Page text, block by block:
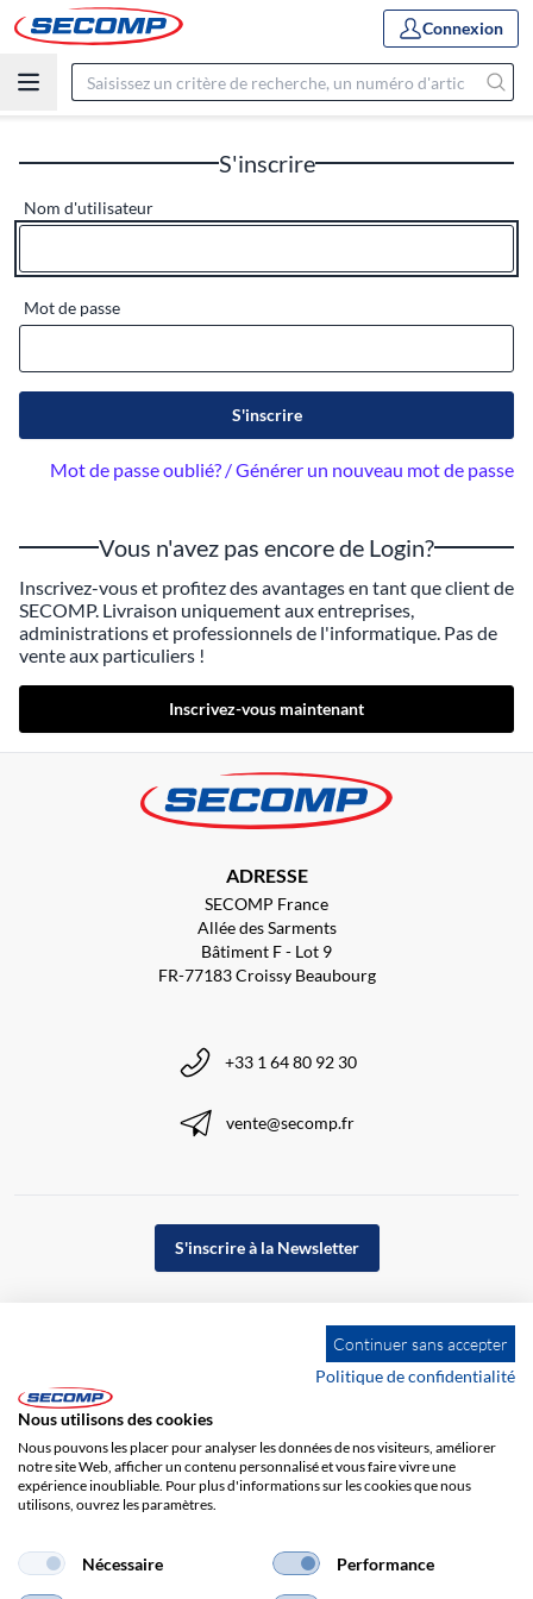
Connexion
S'inscrire
Nom d'utilisateur
Mot de passe
S'inscrire
Mot de passe oublié? / Générer un nouveau mot de passe
Vous n'avez pas encore de Login?
Inscrivez-vous et profitez des avantages en tant que client de
SECOMP. Livraison uniquement aux entreprises,
administrations et professionnels de l'informatique. Pas de
vente aux particuliers !
Inscrivez-vous maintenant
ADRESSE
SECOMP France
Allée des Sarments
Bâtiment F - Lot 9
FR-77183 Croissy Beaubourg
+33 1 64 80 92 30
vente@secomp.fr
S'inscrire à la Newsletter
Impression Responsabilité
Continuer sans accepter
Politique de confidentialité
Nous utilisons des cookies
Nous pouvons les placer pour analyser les données de nos visiteurs, améliorer
notre site Web, afficher un contenu personnalisé et vous faire vivre une
expérience inoubliable. Pour plus d'informations sur les cookies que nous
utilisons, ouvrez les paramètres.
Nécessaire Performance